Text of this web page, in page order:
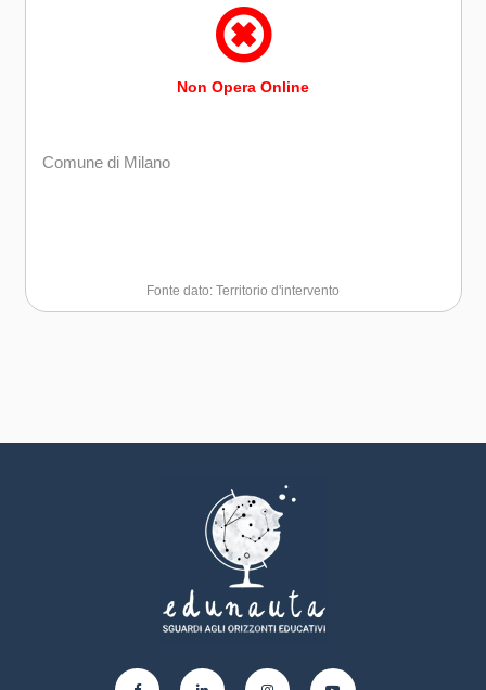
Non Opera Online
Comune di Milano
Fonte dato: Territorio d'intervento